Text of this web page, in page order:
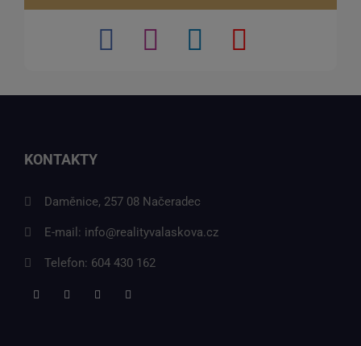
KONTAKTY
Daměnice, 257 08 Načeradec
E-mail: info@realityvalaskova.cz
Telefon: 604 430 162